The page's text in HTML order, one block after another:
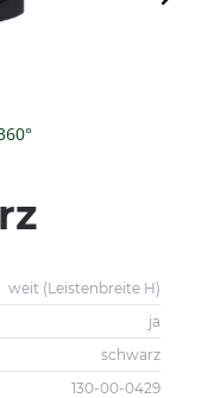
weit (Leistenbreite H)
ja
schwarz
130-00-0429